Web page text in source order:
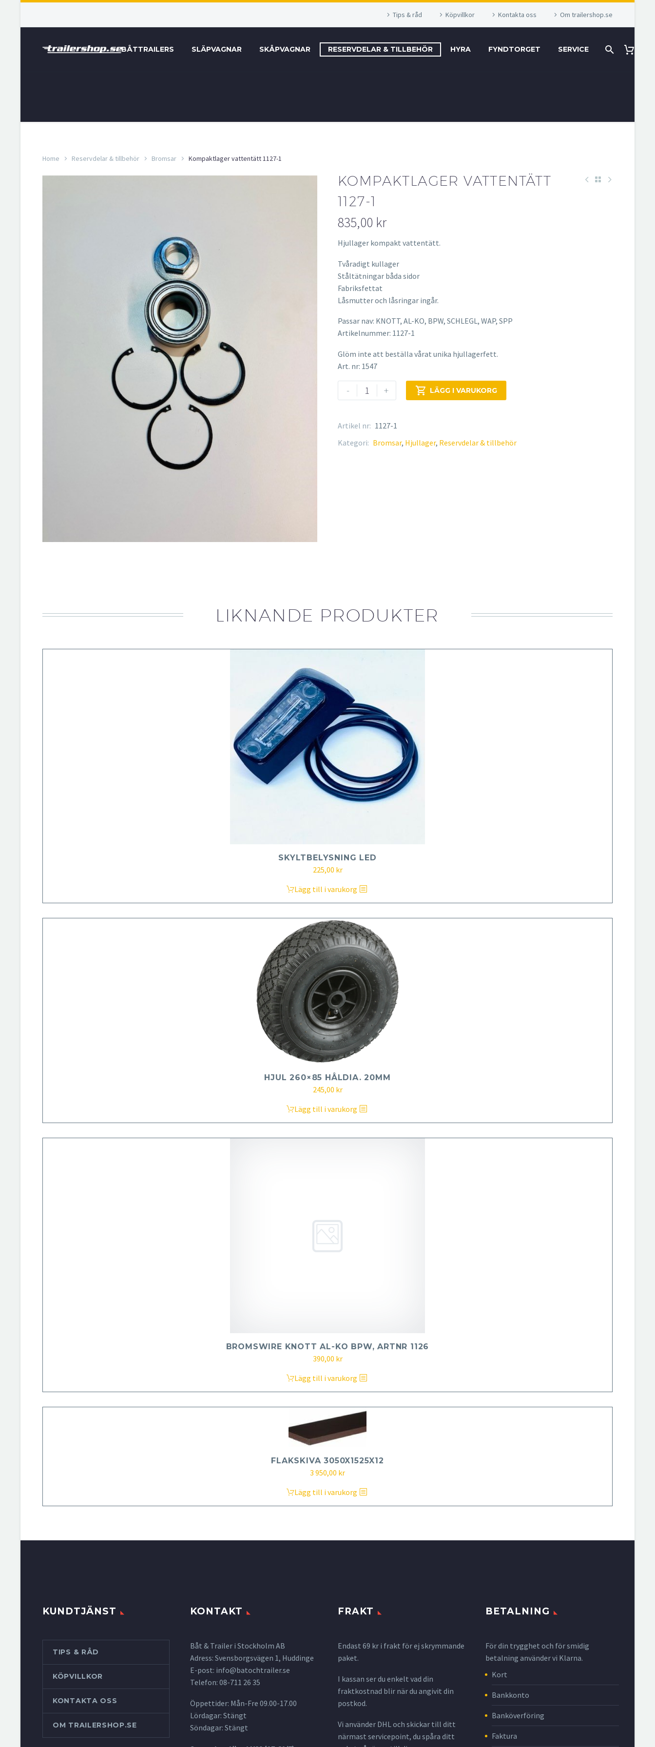
Tips & råd Köpvillkor Kontakta oss Om trailershop.se
BÅTTRAILERS SLÄPVAGNAR SKÅPVAGNAR RESERVDELAR & TILLBEHÖR HYRA FYNDTORGET SERVICE
Home Reservdelar & tillbehör Bromsar Kompaktlager vattentätt 1127-1
KOMPAKTLAGER VATTENTÄTT
1127-1
835,00 kr
Hjullager kompakt vattentätt.
Tvåradigt kullager
Ståltätningar båda sidor
Fabriksfettat
Låsmutter och låsringar ingår.
Passar nav: KNOTT, AL-KO, BPW, SCHLEGL, WAP, SPP
Artikelnummer: 1127-1
Glöm inte att beställa vårat unika hjullagerfett.
Art. nr: 1547
-
Kompaktlager
vattentätt
1
+  LÄGG I VARUKORG
Artikel nr: 1127-1
Kategori: Bromsar, Hjullager, Reservdelar & tillbehör
LIKNANDE PRODUKTER
SKYLTBELYSNING LED
225,00 kr
Lägg till i varukorg
HJUL 260×85 HÅLDIA. 20MM
245,00 kr
Lägg till i varukorg
BROMSWIRE KNOTT AL-KO BPW, ARTNR 1126
390,00 kr
Lägg till i varukorg
FLAKSKIVA 3050X1525X12
3 950,00 kr
Lägg till i varukorg
KUNDTJÄNST
TIPS & RÅD
KÖPVILLKOR
KONTAKTA OSS
OM TRAILERSHOP.SE
KONTAKT
Båt & Trailer i Stockholm AB
Adress: Svensborgsvägen 1, Huddinge
E-post: info@batochtrailer.se
Telefon: 08-711 26 35
Öppettider: Mån-Fre 09.00-17.00
Lördagar: Stängt
Söndagar: Stängt
FRAKT
Endast 69 kr i frakt för ej skrymmande
paket.
I kassan ser du enkelt vad din
fraktkostnad blir när du angivit din
postkod.
Vi använder DHL och skickar till ditt
närmast servicepoint, du spåra ditt
BETALNING
För din trygghet och för smidig
betalning använder vi Klarna.
Kort
Bankkonto
Banköverföring
Faktura